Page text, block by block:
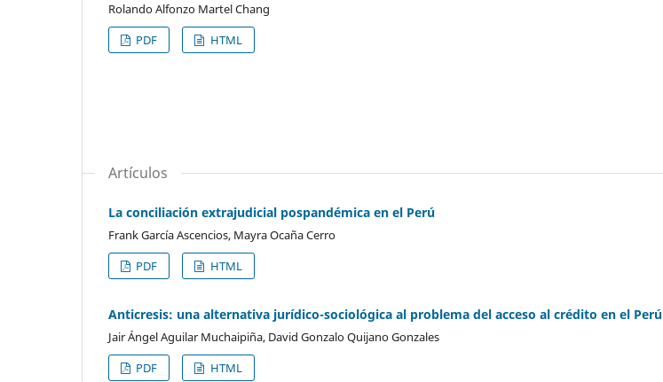
Rolando Alfonzo Martel Chang
PDF
HTML
Artículos
La conciliación extrajudicial pospandémica en el Perú
Frank García Ascencios, Mayra Ocaña Cerro
PDF
HTML
Anticresis: una alternativa jurídico-sociológica al problema del acceso al crédito en el Perú
Jair Ángel Aguilar Muchaipiña, David Gonzalo Quijano Gonzales
PDF
HTML